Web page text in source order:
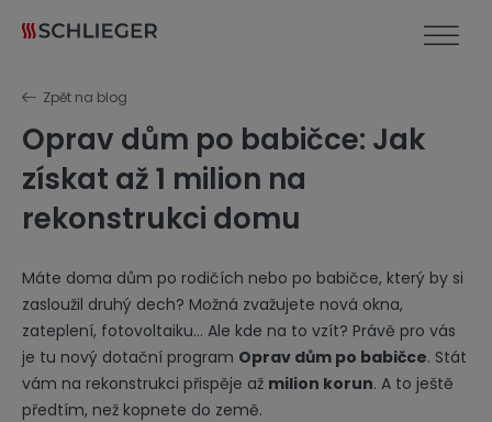
Zpět na blog
Oprav dům po babičce: Jak
získat až 1 milion na
rekonstrukci domu
Máte doma dům po rodičích nebo po babičce, který by si
zasloužil druhý dech? Možná zvažujete nová okna,
zateplení, fotovoltaiku… Ale kde na to vzít? Právě pro vás
je tu nový dotační program Oprav dům po babičce. Stát
vám na rekonstrukci přispěje až milion korun. A to ještě
předtím, než kopnete do země.